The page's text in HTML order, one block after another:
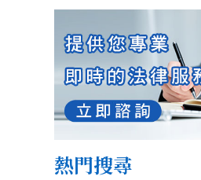
熱門搜尋